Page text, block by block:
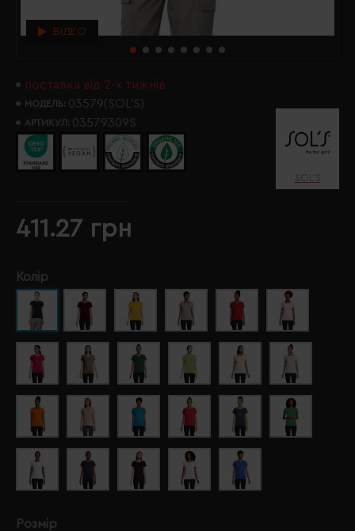
ВІДЕО
поставка від 2-х тижнів
МОДЕЛЬ: 03579(SOL’S)
АРТИКУЛ: 03579309S
SOL’S
411.27 грн
Колір
Розмір